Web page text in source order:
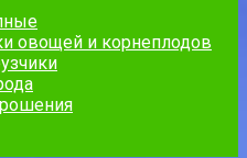
овощей и корнеплодов